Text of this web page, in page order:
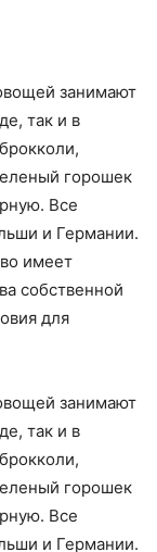
занимают
так и в
горошек
Все
и Германии.
имеет
собственной
для
занимают
так и в
горошек
Все
и Германии.